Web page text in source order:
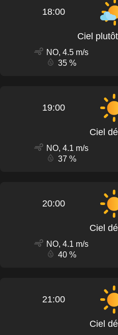
18:00
Ciel
NO, 4.5 m/s
35 %
19:00
Ciel
NO, 4.1 m/s
37 %
20:00
Ciel
NO, 4.1 m/s
40 %
21:00
Ciel